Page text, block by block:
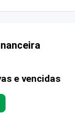
e vencidas